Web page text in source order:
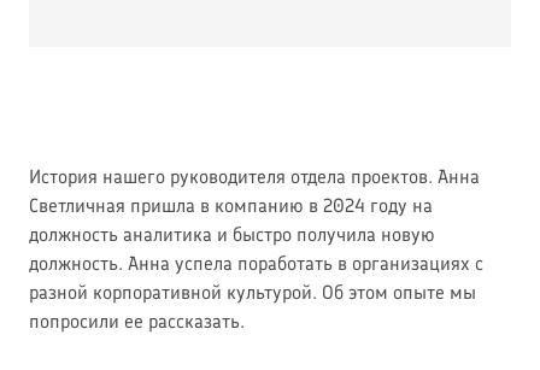
История нашего руководителя отдела проектов. Анна
Светличная пришла в компанию в 2024 году на
должность аналитика и быстро получила новую
должность. Анна успела поработать в организациях с
разной корпоративной культурой. Об этом опыте мы
попросили ее рассказать.